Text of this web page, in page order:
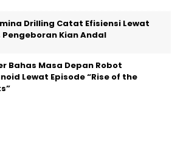
Drilling Catat Efisiensi Lewat
Pengeboran Kian Andal
Bahas Masa Depan Robot
Lewat Episode “Rise of the